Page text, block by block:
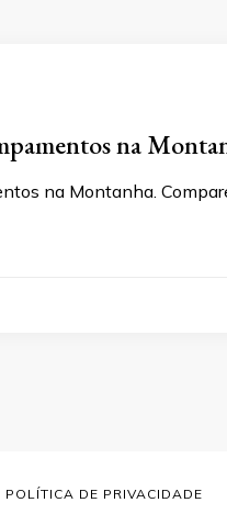
na
na Montanha.
POLÍTICA DE PRIVACIDADE